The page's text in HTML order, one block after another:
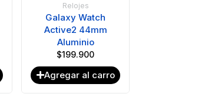
Relojes
Galaxy Watch
Active2 44mm
Aluminio
$199.900
Agregar al carro